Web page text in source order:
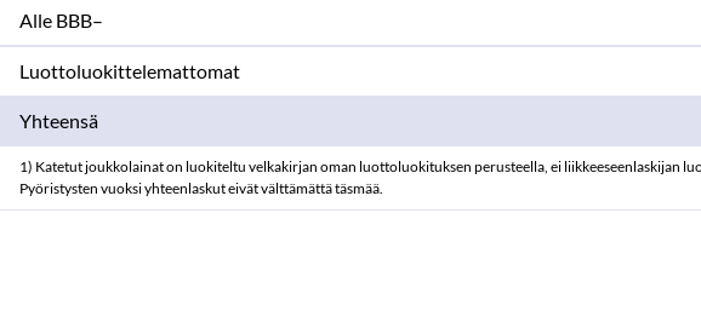
Alle BBB–
Luottoluokittelemattomat
Yhteensä
1) Katetut joukkolainat on luokiteltu velkakirjan oman luottoluokituksen perusteella, ei liikkeeseenlaskijan
Pyöristysten vuoksi yhteenlaskut eivät välttämättä täsmää.